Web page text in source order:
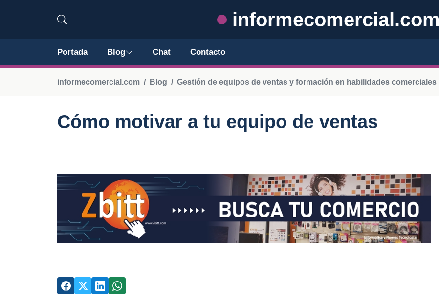
informecomercial.com
Portada Blog Chat Contacto
informecomercial.com Blog Gestión de equipos de ventas y formación en habilidades comerciales
Cómo motivar a tu equipo de ventas